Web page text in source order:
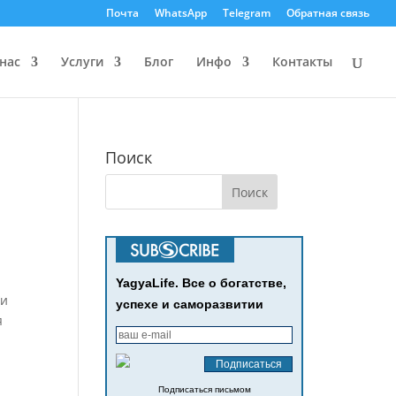
Почта WhatsApp Telegram Обратная связь
Услуги Блог Инфо Контакты
Поиск
YagyaLife. Все о богатстве,
успехе и саморазвитии
Подписаться письмом